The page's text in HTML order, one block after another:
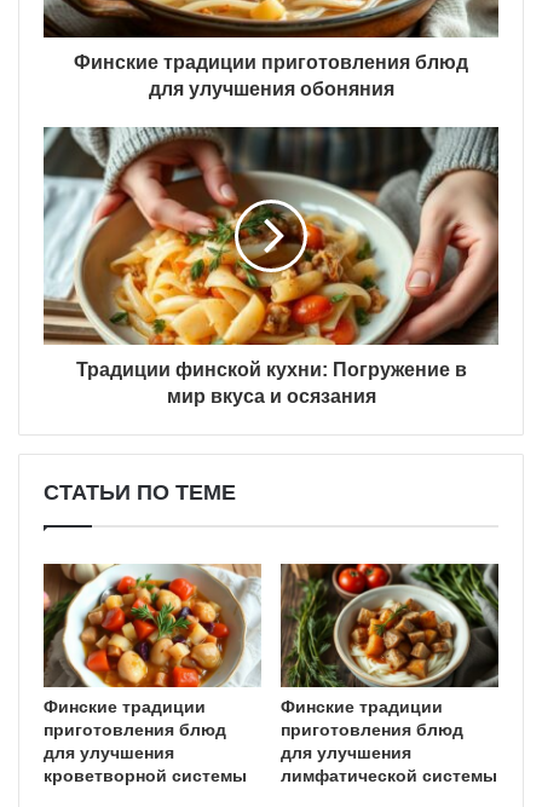
Финские традиции приготовления блюд
для улучшения обоняния
Традиции финской кухни: Погружение в
мир вкуса и осязания
СТАТЬИ ПО ТЕМЕ
Финские традиции
приготовления блюд
для улучшения
кроветворной системы
Финские традиции
приготовления блюд
для улучшения
лимфатической системы